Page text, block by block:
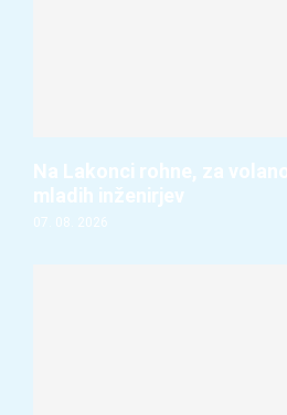
Na Lakonci rohne, za
mladih inženirjev
07. 08. 2026